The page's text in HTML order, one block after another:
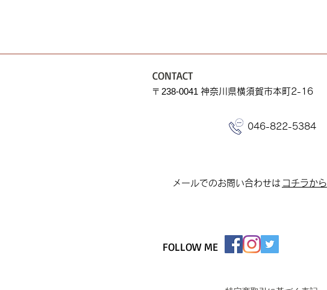
​メールでのお問い合わせは ​コチラから
046-822-5384
CONTACT
​〒238-0041 神奈川県横須賀市本町2-16
FOLLOW ME